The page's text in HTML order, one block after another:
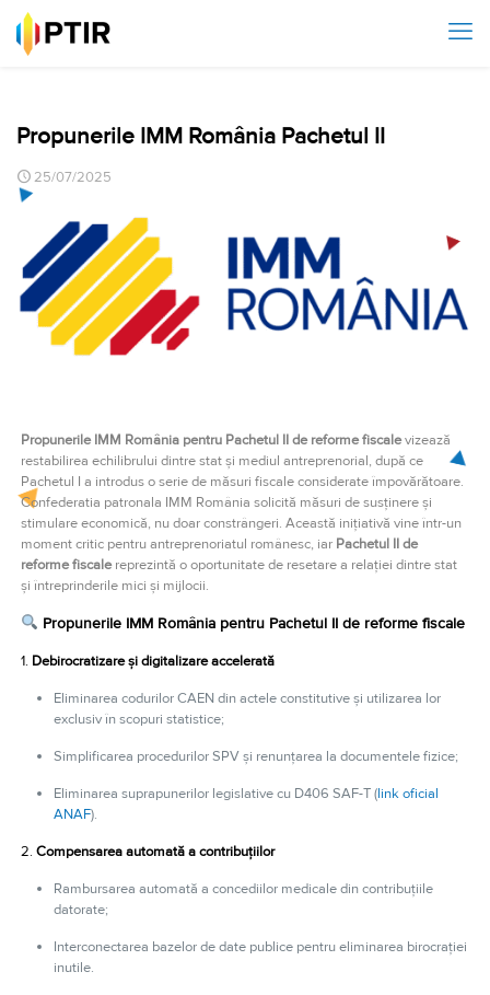
Propunerile IMM România Pachetul II
25/07/2025
Propunerile IMM România pentru Pachetul II de reforme fiscalevizează
restabilirea echilibrului dintre stat și mediul antreprenorial, după ce
Pachetul I a introdus o serie de măsuri fiscale considerate împovărătoare.
Confederatia patronala IMM România solicită măsuri de susținere și
stimulare economică, nu doar constrângeri. Această inițiativă vine într-un
moment critic pentru antreprenoriatul românesc, iar Pachetul II de
reforme fiscalereprezintă o oportunitate de resetare a relației dintre stat
și întreprinderile mici și mijlocii.
Propunerile IMM România pentru Pachetul II de reforme fiscale
1. Debirocratizare și digitalizare accelerată
Eliminarea codurilor CAEN din actele constitutive și utilizarea lor
exclusiv în scopuri statistice;
Simplificarea procedurilor SPV și renunțarea la documentele fizice;
Eliminarea suprapunerilor legislative cu D406 SAF-T (link oficial
ANAF).
2.Compensarea automată a contribuțiilor
Rambursarea automată a concediilor medicale din contribuțiile
datorate;
Interconectarea bazelor de date publice pentru eliminarea birocrației
inutile.